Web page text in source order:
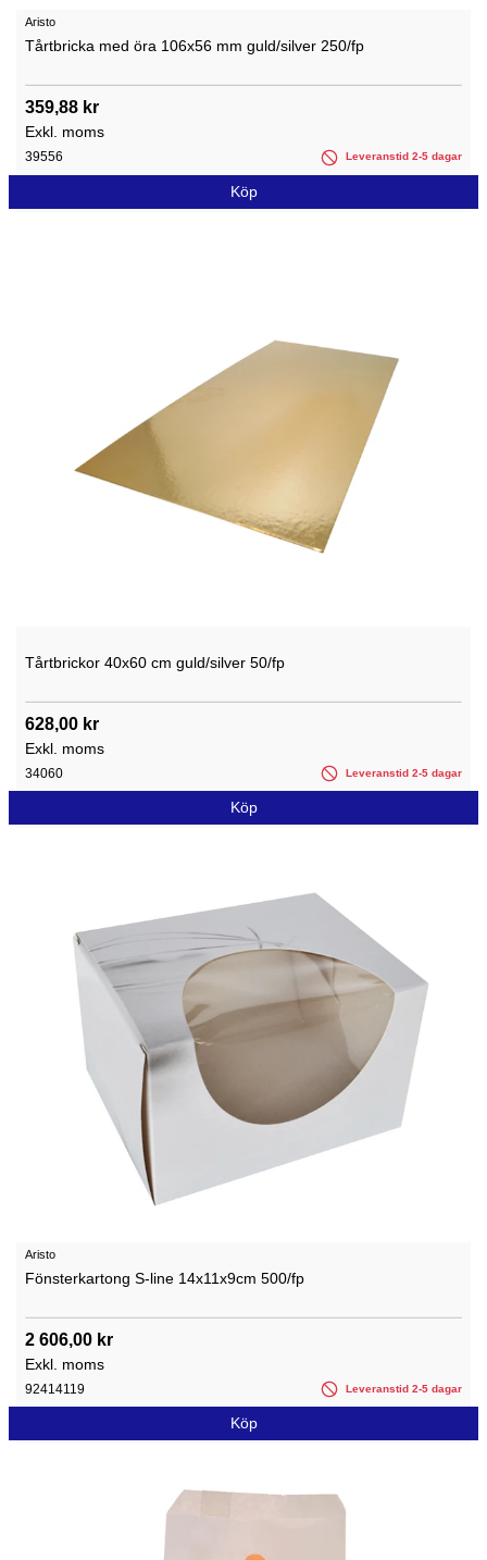
Aristo
Tårtbricka med öra 106x56 mm guld/silver 250/fp
359,88 kr
Exkl. moms
39556 Leveranstid 2-5 dagar
Köp
Tårtbrickor 40x60 cm guld/silver 50/fp
628,00 kr
Exkl. moms
34060 Leveranstid 2-5 dagar
Köp
Aristo
Fönsterkartong S-line 14x11x9cm 500/fp
2 606,00 kr
Exkl. moms
92414119 Leveranstid 2-5 dagar
Köp